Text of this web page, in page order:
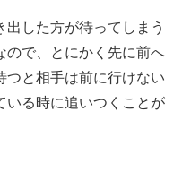
出した方が待ってしまう
ので、とにかく先に前へ
つと相手は前に行けない
いる時に追いつくことが